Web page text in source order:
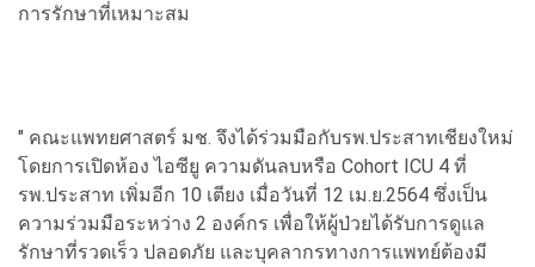
การรักษาที่เหมาะสม
" คณะแพทยศาสตร์ มช. จึงได้ร่วมมือกับรพ.ประสาทเชียงใหม่
โดยการเปิดห้อง ไอซียู ความดันลบหรือ Cohort ICU 4 ที่
รพ.ประสาท เพิ่มอีก 10 เตียง เมื่อวันที่ 12 เม.ย.2564 ซึ่งเป็น
ความร่วมมือระหว่าง 2 องค์กร เพื่อให้ผู้ป่วยได้รับการดูแล
รักษาที่รวดเร็ว ปลอดภัย และบุคลากรทางการแพทย์ต้องมี